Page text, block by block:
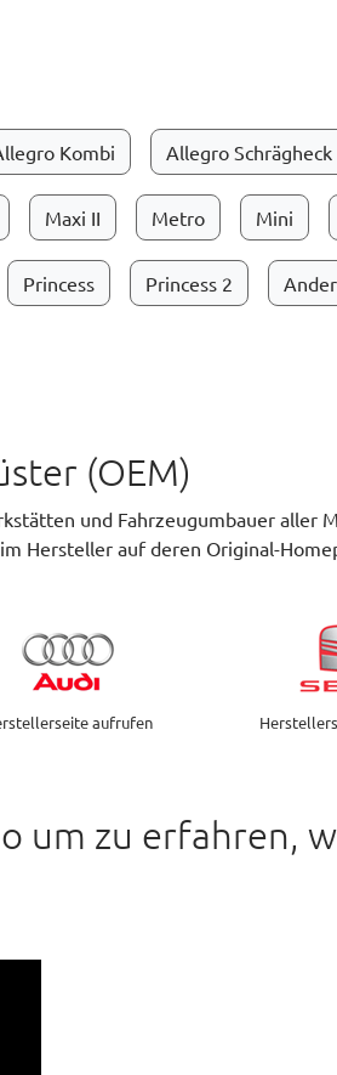
Kombi Allegro Schrägheck
Maxi II Metro Mini
Princess Princess 2
(OEM)
und Fahrzeugumbauer aller
Hersteller auf deren Original-
aufrufen
um zu erfahren,